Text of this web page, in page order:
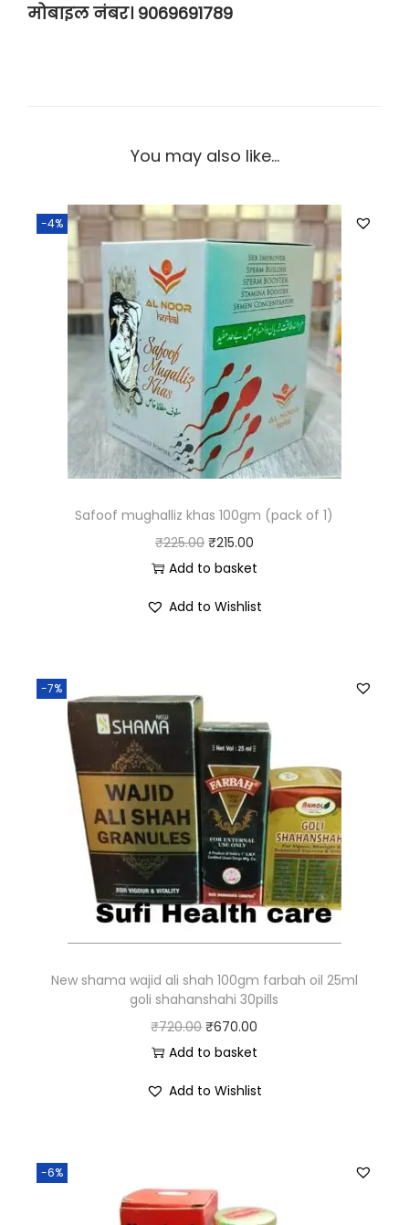
मोबाइल नंबर। 9069691789
You may also like…
-4%
Safoof mughalliz khas 100gm (pack of 1)
₹225.00 ₹215.00
Add to basket
Add to Wishlist
-7%
New shama wajid ali shah 100gm farbah oil 25ml
goli shahanshahi 30pills
₹720.00 ₹670.00
Add to basket
Add to Wishlist
-6%